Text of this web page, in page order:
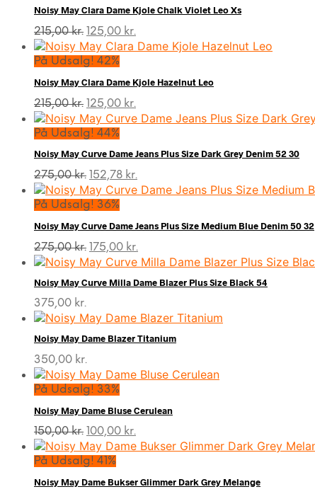
275,00 kr..150,00 kr..
Noisy May Clara Dame Kjole Chalk Violet Leo Xs
215,00kr. Den
oprindelige
pris
215,00 kr..
125,00 kr.
aktuelle
125,00 kr..
På Udsalg! 42%
Noisy May Clara Dame Kjole Hazelnut Leo
215,00kr. Den
oprindelige
pris
215,00 kr..
125,00 kr.
aktuelle
125,00 kr..
På Udsalg! 44%
Noisy May Curve Dame Jeans Plus Size Dark Grey Denim 52 30
275,00kr. Den
oprindelige
pris
275,00 kr..
152,78 kr.
aktuelle
152,78 kr..
På Udsalg! 36%
Noisy May Curve Dame Jeans Plus Size Medium Blue Denim 50 32
275,00kr. Den
oprindelige
var:
175,00 kr.
aktuelle
er:
Noisy May Curve Milla Dame Blazer Plus Size Black 54
375,00 kr.
Noisy May Dame Blazer Titanium
350,00 kr.
På Udsalg! 33%
Noisy May Dame Bluse Cerulean
150,00kr. Den
oprindelige
pris
150,00 kr..
100,00 kr.
aktuelle
100,00 kr..
På Udsalg! 41%
Noisy May Dame Bukser Glimmer Dark Grey Melange